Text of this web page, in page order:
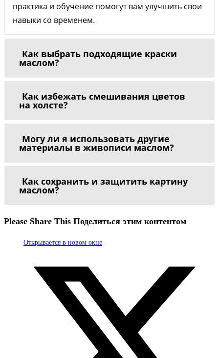
практика и обучение помогут вам улучшить свои
навыки со временем.
Как выбрать подходящие краски
маслом?
Как избежать смешивания цветов
на холсте?
Могу ли я использовать другие
материалы в живописи маслом?
Как сохранить и защитить картину
маслом?
Please Share This Поделиться этим контентом
Открывается в новом окне